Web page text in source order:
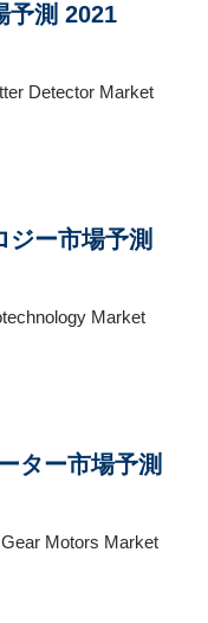
予測 2021
Detector Market
ジー市場予測
Market
ター市場予測
Motors Market